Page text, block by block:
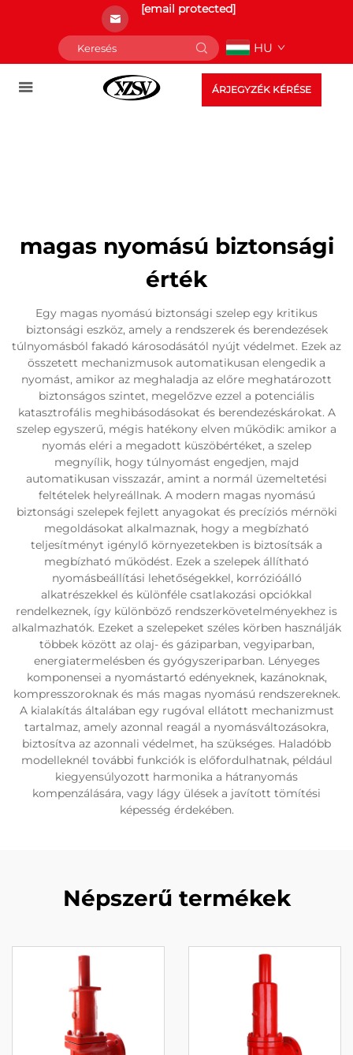
[email protected]
HU
ÁRJEGYZÉK KÉRÉSE
magas nyomású biztonsági
érték
Egy magas nyomású biztonsági szelep egy kritikus
biztonsági eszköz, amely a rendszerek és berendezések
túlnyomásból fakadó károsodásától nyújt védelmet. Ezek az
összetett mechanizmusok automatikusan elengedik a
nyomást, amikor az meghaladja az előre meghatározott
biztonságos szintet, megelőzve ezzel a potenciális
katasztrofális meghibásodásokat és berendezéskárokat. A
szelep egyszerű, mégis hatékony elven működik: amikor a
nyomás eléri a megadott küszöbértéket, a szelep
megnyílik, hogy túlnyomást engedjen, majd
automatikusan visszazár, amint a normál üzemeltetési
feltételek helyreállnak. A modern magas nyomású
biztonsági szelepek fejlett anyagokat és precíziós mérnöki
megoldásokat alkalmaznak, hogy a megbízható
teljesítményt igénylő környezetekben is biztosítsák a
megbízható működést. Ezek a szelepek állítható
nyomásbeállítási lehetőségekkel, korrózióálló
alkatrészekkel és különféle csatlakozási opciókkal
rendelkeznek, így különböző rendszerkövetelményekhez is
alkalmazhatók. Ezeket a szelepeket széles körben használják
többek között az olaj- és gáziparban, vegyiparban,
energiatermelésben és gyógyszeriparban. Lényeges
komponensei a nyomástartó edényeknek, kazánoknak,
kompresszoroknak és más magas nyomású rendszereknek.
A kialakítás általában egy rugóval ellátott mechanizmust
tartalmaz, amely azonnal reagál a nyomásváltozásokra,
biztosítva az azonnali védelmet, ha szükséges. Haladóbb
modelleknél további funkciók is előfordulhatnak, például
kiegyensúlyozott harmonika a hátranyomás
kompenzálására, vagy lágy ülések a javított tömítési
képesség érdekében.
Népszerű termékek